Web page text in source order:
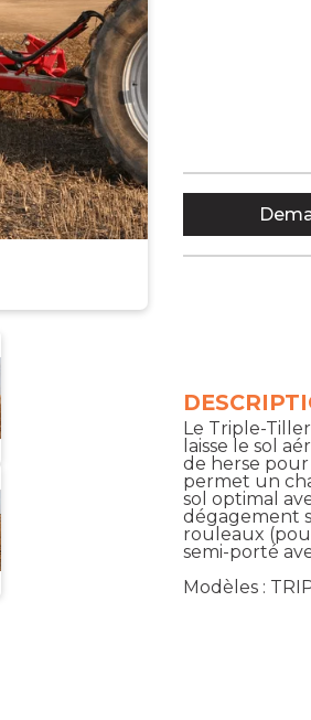
Le Triple-
laisse le sol
de herse
permet un
sol optimal
dégagement
rouleaux
semi-porté
Modèles :